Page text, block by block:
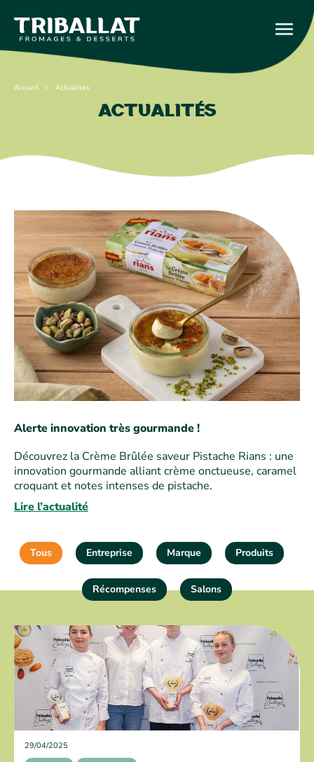
Accueil > Actualités
Actualités
Alerte innovation très gourmande !
Découvrez la Crème Brûlée saveur Pistache Rians : une
innovation gourmande alliant crème onctueuse, caramel
croquant et notes intenses de pistache.
Lire l’actualité
Tous Entreprise Marque Produits
Récompenses Salons
29/04/2025